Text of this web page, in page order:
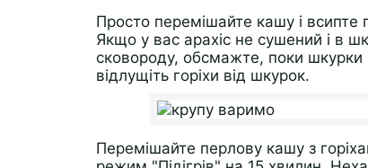
Просто перемішайте кашу і
Якщо у вас арахіс не сушений і в
сковороду, обсмажте, поки шкурки
відлущіть горіхи від шкурок.
Перемішайте перлову кашу з